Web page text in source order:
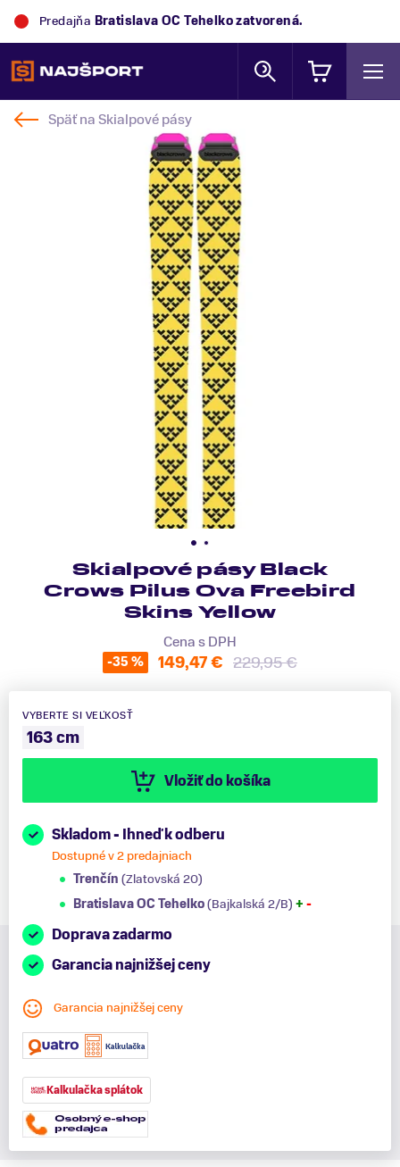
Predajňa Bratislava OC Tehelkozatvorená.
Späť naSkialpové pásy
Skialpové pásy Black
Crows Pilus Ova Freebird
Skins Yellow
Cena s DPH
-35 % 149,47 € 229,95 €
VYBERTE SI VEĽKOSŤ
163 cm
Vložiť do košíka
Skladom - Ihneď k odberu
Dostupné v 2 predajniach
Trenčín (Zlatovská 20)
Bratislava OC Tehelko(Bajkalská 2/B) + -
Doprava zadarmo
Garancia najnižšej ceny
Garancia najnižšej ceny
Kalkulačka splátok